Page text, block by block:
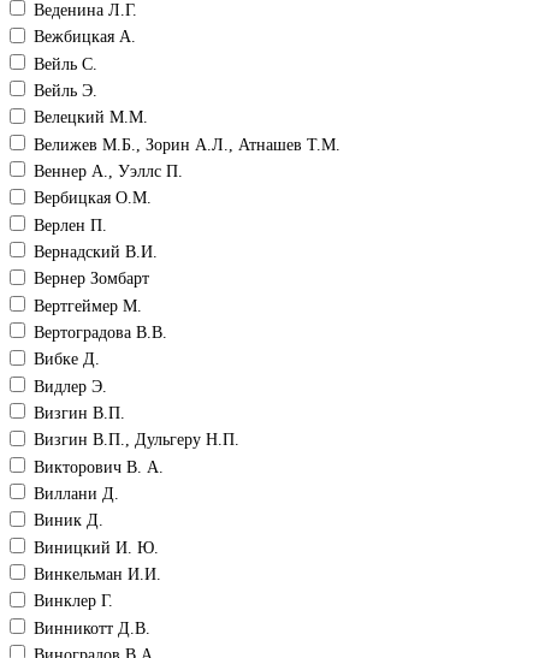
Веденина Л.Г.
Вежбицкая А.
Вейль С.
Вейль Э.
Велецкий М.М.
Велижев М.Б., Зорин А.Л., Атнашев Т.М.
Веннер А., Уэллс П.
Вербицкая О.М.
Верлен П.
Вернадский В.И.
Вернер Зомбарт
Вертгеймер М.
Вертоградова В.В.
Вибке Д.
Видлер Э.
Визгин В.П.
Визгин В.П., Дульгеру Н.П.
Викторович В. А.
Виллани Д.
Виник Д.
Виницкий И. Ю.
Винкельман И.И.
Винклер Г.
Винникотт Д.В.